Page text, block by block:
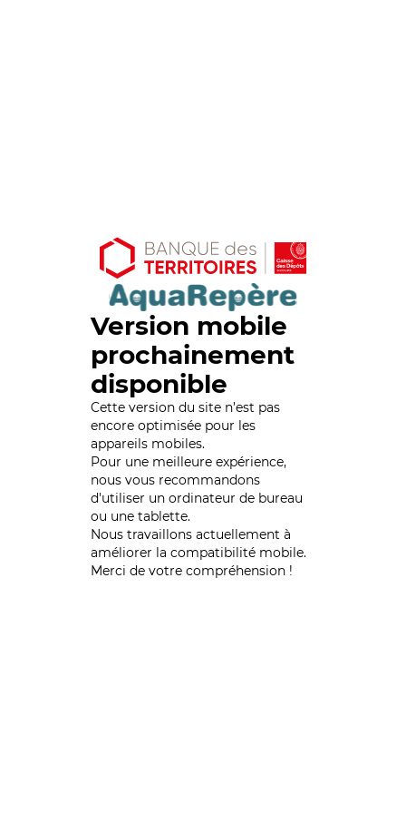
Version mobile
prochainement
disponible
Cette version du site n’est pas
encore optimisée pour les
appareils mobiles.
Pour une meilleure expérience,
nous vous recommandons
d'utiliser un ordinateur de bureau
ou une tablette.
Nous travaillons actuellement à
améliorer la compatibilité mobile.
Merci de votre compréhension !